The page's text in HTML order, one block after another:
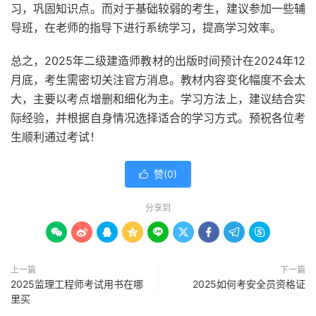
习，巩固知识点。而对于基础较弱的考生，建议参加一些辅
导班，在老师的指导下进行系统学习，提高学习效率。
总之，2025年二级建造师教材的出版时间预计在2024年12
月底，考生需密切关注官方消息。教材内容变化幅度不会太
大，主要以考点增删和细化为主。学习方法上，建议结合实
际经验，并根据自身情况选择适合的学习方式。预祝各位考
生顺利通过考试！
 赞(0)
分享到
        
上一篇
2025监理工程师考试用书在哪
里买
下一篇
2025如何考安全员资格证